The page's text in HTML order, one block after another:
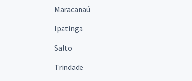
Maracanaú
Ipatinga
Salto
Trindade